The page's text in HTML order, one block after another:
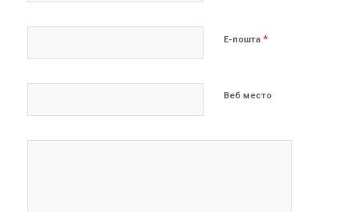
Е-пошта *
Веб место